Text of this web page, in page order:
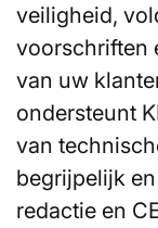
veiligheid,
voorschriften
van uw
ondersteunt
van
begrijpelijk
redactie en